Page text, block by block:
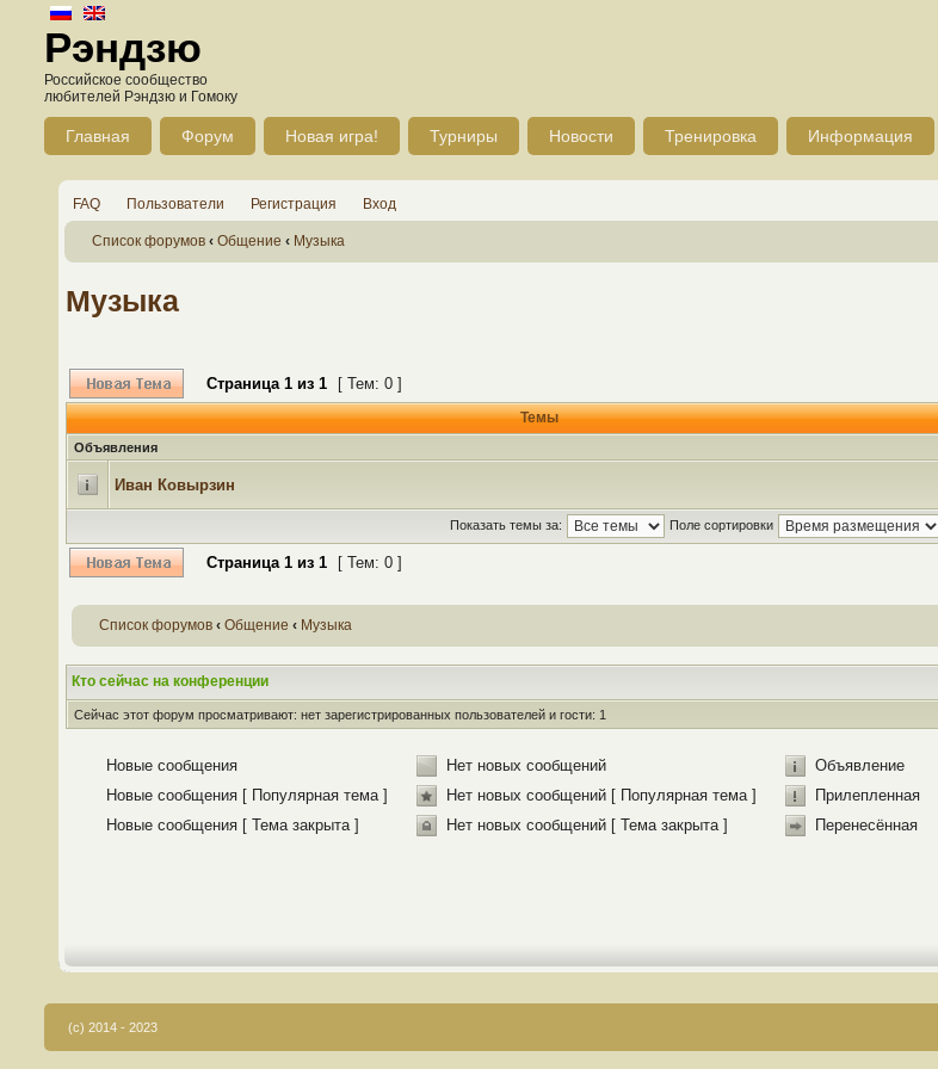
Рэндзю
Российское сообщество
любителей Рэндзю и Гомоку
Главная Форум Новая игра! Турниры Новости Тренировка Информация
FAQ Пользователи Регистрация Вход
Список форумов ‹ Общение ‹ Музыка
Музыка
Страница 1 из 1 [ Тем: 0 ]
Темы
Объявления
Иван Ковырзин
Показать темы за: Поле сортировки
Страница 1 из 1 [ Тем: 0 ]
Список форумов ‹ Общение ‹ Музыка
Кто сейчас на конференции
Сейчас этот форум просматривают: нет зарегистрированных пользователей и гости: 1
Новые сообщения Нет новых сообщений
Объявление
Новые сообщения [ Популярная тема ]
Нет новых сообщений [ Популярная тема ]
Прилепленная
Новые сообщения [ Тема закрыта ]
Нет новых сообщений [ Тема закрыта ] Перенесённая
(c) 2014 - 2023